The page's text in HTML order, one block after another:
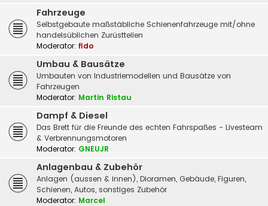
Fahrzeuge
Selbstgebaute maßstäbliche Schienenfahrzeuge mit/ohne
handelsüblichen Zurüstteilen
Moderator: fido
Umbau & Bausätze
Umbauten von Industriemodellen und Bausätze von
Fahrzeugen
Moderator: Martin Ristau
Dampf & Diesel
Das Brett für die Freunde des echten Fahrspaßes - Livesteam
& Verbrennungsmotoren
Moderator: GNEUJR
Anlagenbau & Zubehör
Anlagen (aussen & innen), Dioramen, Gebäude, Figuren,
Schienen, Autos, sonstiges Zubehör
Moderator: Marcel